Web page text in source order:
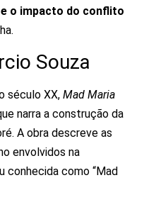
o impacto do conflito
Souza
século XX, Mad Maria
narra a construção da
A obra descreve as
envolvidos na
conhecida como “Mad